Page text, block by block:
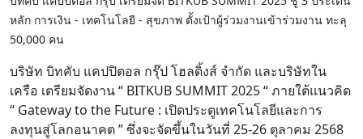
หลัก การเงิน - เทคโนโลยี - สุขภาพ ตั้งเป้าผู้ร่วมงานเข้าร่วมงาน ทะลุ
50,000 คน
บริษัท บิทคับ แคปปิตอล กรุ๊ป โฮลดิ้งส์ จำกัด และบริษัทใน
เครือ เตรียมจัดงาน “ BITKUB SUMMIT 2025 “ ภายใต้แนวคิด
“ Gateway to the Future : เปิดประตูเทคโนโลยีและการ
ลงทุนสู่โลกอนาคต ” ซึ่งจะจัดขึ้นในวันที่ 25-26 ตุลาคม 2568